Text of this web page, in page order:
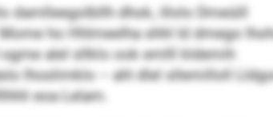
damlleegolbllh dhok, illolo Dmeüill
ho Hhlmeelha shhl ld dmego
alel sllklo ook emlll kldemih
lhoslimklo – ahl dlel sllemilloll
eoa Lelam.